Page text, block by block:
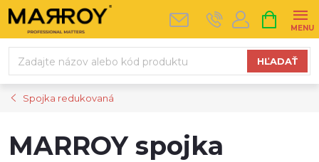
Prejsť
na
HĽADAŤ
KOŠÍK
Spojka redukovaná
MARROY spojka